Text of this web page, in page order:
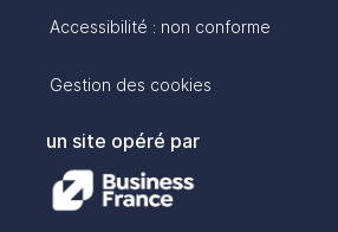
Accessibilité : non conforme
Gestion des cookies
un site opéré par